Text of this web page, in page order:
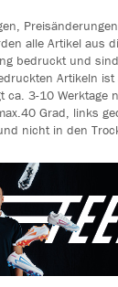
alle Artikel aus
bedruckt und
Artikeln
ca. 3-10 Werktage
Grad, links
nicht in den